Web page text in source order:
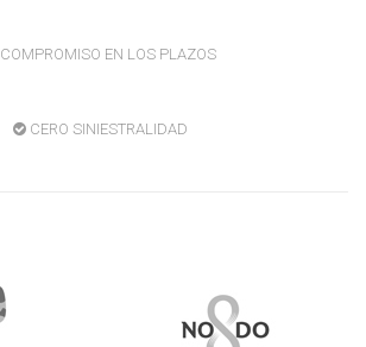
COMPROMISO EN LOS PLAZOS
CERO SINIESTRALIDAD